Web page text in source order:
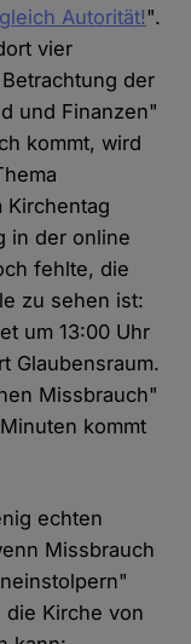
Autorität!".
vier
der
und Finanzen"
kommt, wird
Kirchentag
in der online
fehlte, die
zu sehen ist:
um 13:00 Uhr
Glaubensraum.
Missbrauch"
kommt
echten
Missbrauch
Kirche von